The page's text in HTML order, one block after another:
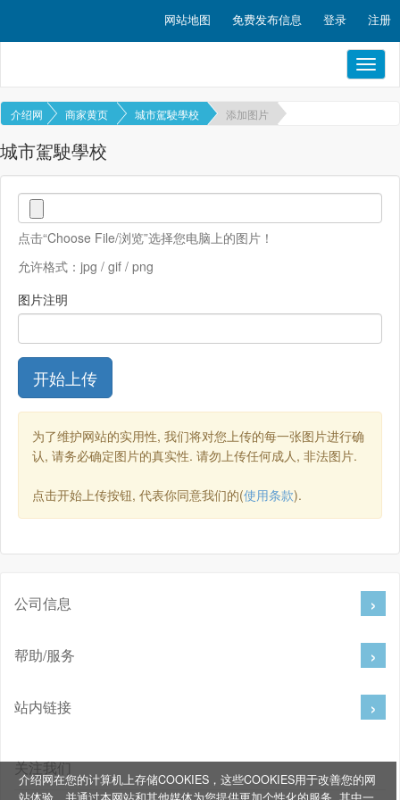
网站地图 免费发布信息 登录 注册
介绍网 商家黄页 城市駕駛學校 添加图片
城市駕駛學校
点击“Choose File/浏览”选择您电脑上的图片！
允许格式：jpg / gif / png
图片注明
为了维护网站的实用性, 我们将对您上传的每一张图片进行确
认, 请务必确定图片的真实性. 请勿上传任何成人, 非法图片.
点击开始上传按钮, 代表你同意我们的(使用条款).
介绍网在您的计算机上存储COOKIES，这些COOKIES用于改善您的网
公司信息
帮助/服务
站内链接
关注我们